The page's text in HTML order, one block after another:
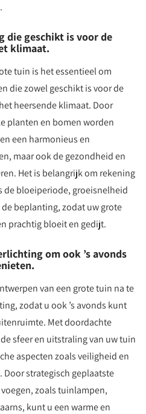
die geschikt is voor de
klimaat.
tuin is het essentieel om
die zowel geschikt is voor de
heersende klimaat. Door
planten en bomen worden
een harmonieus en
maar ook de gezondheid en
Het is belangrijk om rekening
de bloeiperiode, groeisnelheid
beplanting, zodat uw grote
prachtig bloeit en gedijt.
om ook ’s avonds
van een grote tuin na te
zodat u ook ’s avonds kunt
Met doordachte
sfeer en uitstraling van uw tuin
aspecten zoals veiligheid en
strategisch geplaatste
zoals tuinlampen,
kunt u een warme en